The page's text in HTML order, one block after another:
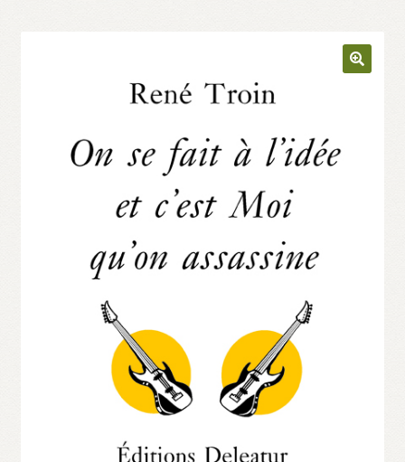
Festival One Minute Film international de Champcella
Validation de la commande